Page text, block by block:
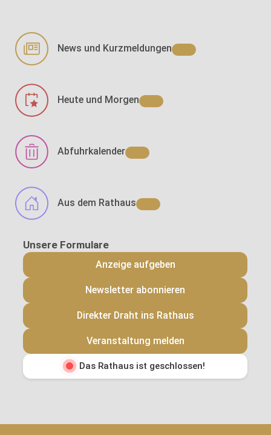
News und Kurzmeldungen
Heute und Morgen
Abfuhrkalender
Aus dem Rathaus
Anzeige aufgeben
Newsletter abonnieren
Direkter Draht ins Rathaus
Veranstaltung melden
Das Rathaus ist geschlossen!